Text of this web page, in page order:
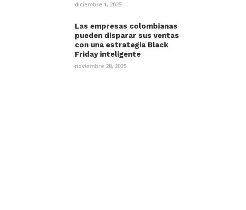
diciembre 1, 2025
Las empresas colombianas
pueden disparar sus ventas
con una estrategia Black
Friday inteligente
noviembre 28, 2025